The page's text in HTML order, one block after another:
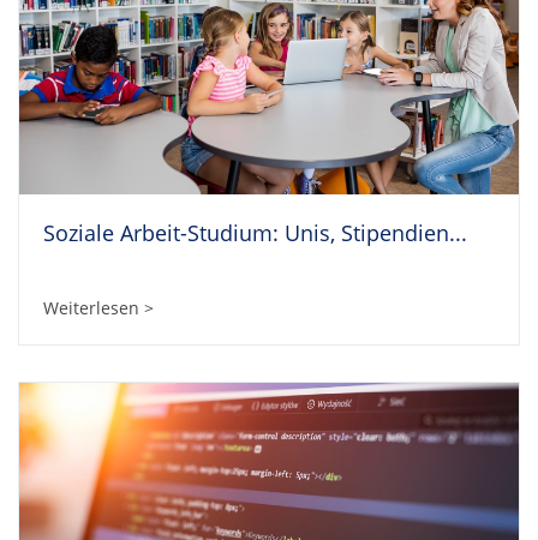
Soziale Arbeit-Studium: Unis, Stipendien...
Weiterlesen >